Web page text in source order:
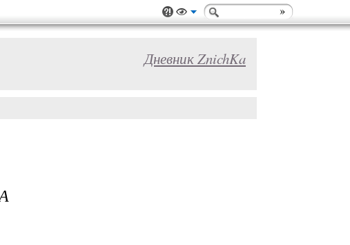
Дневник ZnichKa